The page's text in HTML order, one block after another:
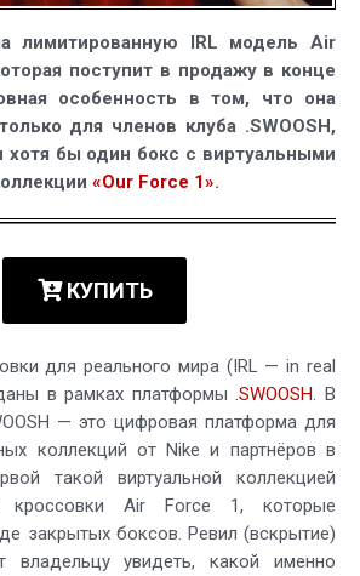
лимитированную IRL модель Air
поступит в продажу в конце
особенность в том, что она
для членов клуба .SWOOSH,
хотя бы один бокс с виртуальными
«Our Force 1».
КУПИТЬ
для реального мира (IRL — in real
в рамках платформы.SWOOSH. В
— это цифровая платформа для
коллекций от Nike и партнёров в
такой виртуальной коллекцией
кроссовки Air Force 1, которые
закрытых боксов. Ревил (вскрытие)
владельцу увидеть, какой именно